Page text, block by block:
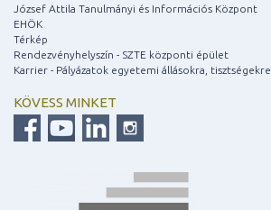
József Attila Tanulmányi és Információs Központ
EHÖK
Térkép
Rendezvényhelyszín - SZTE központi épület
Karrier - Pályázatok egyetemi állásokra, tisztségekre
KÖVESS MINKET